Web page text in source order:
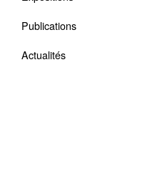
Publications
Actualités